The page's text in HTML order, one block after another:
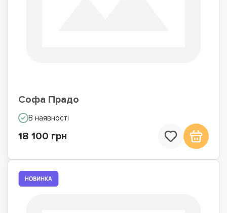
Софа Прадо
В наявності
18 100 грн